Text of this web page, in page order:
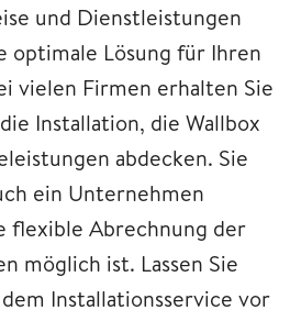
und Dienstleistungen
optimale Lösung für Ihren
vielen Firmen erhalten Sie
Installation, die Wallbox
abdecken. Sie
ein Unternehmen
flexible Abrechnung der
möglich ist. Lassen Sie
Installationsservice vor